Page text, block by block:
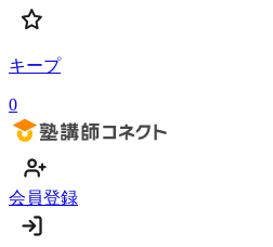
キープ
0
会員登録